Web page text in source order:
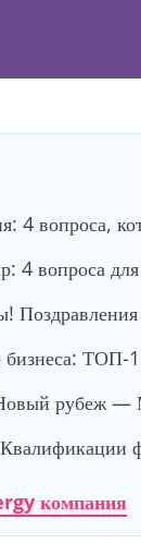
4 вопроса,
4 вопроса
бизнеса: ТОП-
рубеж —
компания